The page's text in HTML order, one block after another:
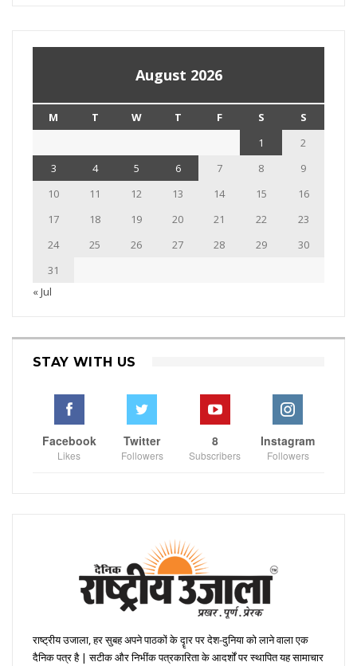
August 2026
M T W T F S
S
1
2
3
4 5 6 7 8
9
10
11 12 13 14 15
16
17
18 19 20 21 22
23
24
25 26 27 28 29
30
31
« Jul
STAY WITH US
Facebook
Likes
Twitter
Followers
8
Subscribers
Instagram
Followers
राष्ट्रीय उजाला, हर सुबह अपने पाठकों के दॄार पर देश-दुनिया को लाने वाला एक
दैनिक पत्र है | सटीक और निभींक पत्रकारिता के आदर्शों पर स्थापित यह सामाचार